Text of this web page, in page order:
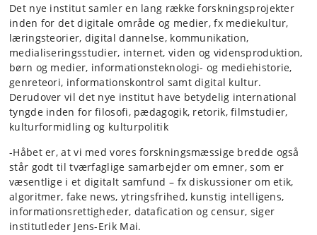
Det nye institut samler en lang række forskningsprojekter
inden for det digitale område og medier, fx mediekultur,
læringsteorier, digital dannelse, kommunikation,
medialiseringsstudier, internet, viden og vidensproduktion,
børn og medier, informationsteknologi- og mediehistorie,
genreteori, informationskontrol samt digital kultur.
Derudover vil det nye institut have betydelig international
tyngde inden for filosofi, pædagogik, retorik, filmstudier,
kulturformidling og kulturpolitik
-Håbet er, at vi med vores forskningsmæssige bredde også
står godt til tværfaglige samarbejder om emner, som er
væsentlige i et digitalt samfund – fx diskussioner om etik,
algoritmer, fake news, ytringsfrihed, kunstig intelligens,
informationsrettigheder, datafication og censur, siger
institutleder Jens-Erik Mai.